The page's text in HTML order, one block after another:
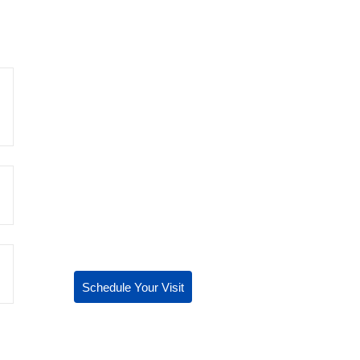
Schedule Your Visit